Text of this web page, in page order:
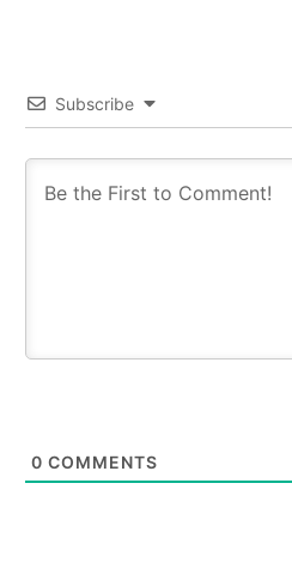
Subscribe
0 COMMENTS